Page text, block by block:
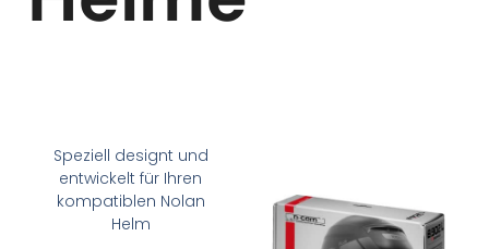
Speziell designt und
entwickelt für Ihren
kompatiblen Nolan
Helm